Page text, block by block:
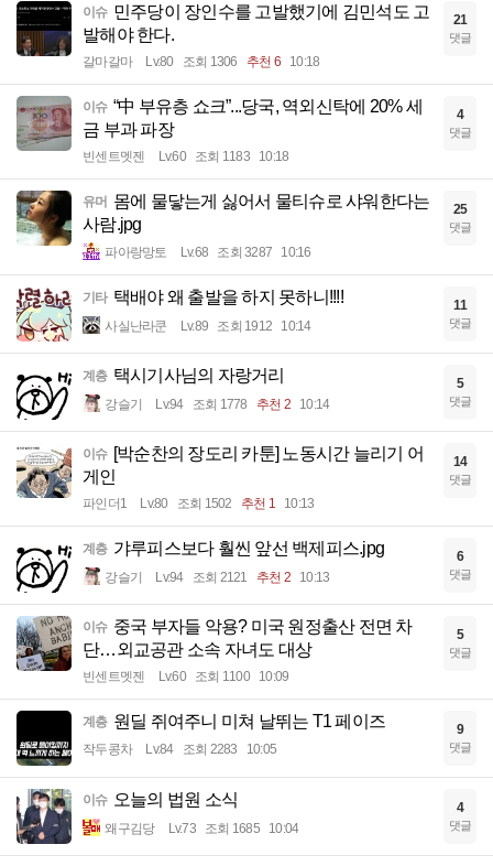
이슈 민주당이 장인수를 고발했기에 김민석도 고
발해야 한다.
갈마갈마 Lv.80 조회 1306 추천 6 10:18
21
댓글
이슈 “中 부유층 쇼크”...당국, 역외신탁에 20% 세
금 부과 파장
빈센트멧젠 Lv.60 조회 1183 10:18
4
댓글
유머 몸에 물닿는게 싫어서 물티슈로 샤워한다는
사람.jpg
파아랑망토 Lv.68 조회 3287 10:16
25
댓글
기타 택배야 왜 출발을 하지 못하니!!!!
사실난라쿤 Lv.89 조회 1912 10:14
11
댓글
계층 택시기사님의 자랑거리
강슬기 Lv.94 조회 1778 추천 2 10:14
5
댓글
이슈 [박순찬의 장도리 카툰] 노동시간 늘리기 어
게인
파인더1 Lv.80 조회 1502 추천 1 10:13
14
댓글
계층 갸루피스보다 훨씬 앞선 백제피스.jpg
강슬기 Lv.94 조회 2121 추천 2 10:13
6
댓글
이슈 중국 부자들 악용? 미국 원정출산 전면 차
단…외교공관 소속 자녀도 대상
빈센트멧젠 Lv.60 조회 1100 10:09
5
댓글
계층 원딜 쥐여주니 미쳐 날뛰는 T1 페이즈
작두콩차 Lv.84 조회 2283 10:05
9
댓글
이슈 오늘의 법원 소식
왜구김당 Lv.73 조회 1685 10:04
4
댓글